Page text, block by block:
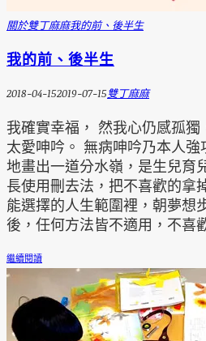
關於雙丁麻麻我的前、後半生
我的前、後半生
2018-04-152019-07-15雙丁麻麻
我確實幸福， 然我心仍感孤
太愛呻吟。 無病呻吟乃本人
地畫出一道分水嶺，是生兒育
長使用刪去法，把不喜歡的拿
能選擇的人生範圍裡，朝夢想
後，任何方法皆不適用，不喜
繼續閱讀